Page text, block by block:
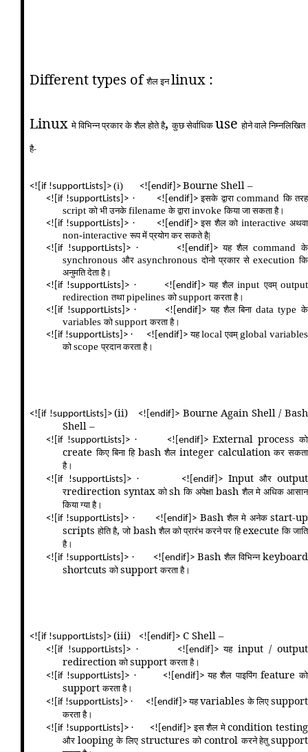
Different types ofशैल इनlinux :
Linuxमे विभिन्न प्रकार के शैल होते है,कुछ सेर्वाधिकuseहोने वाले निम्नलिखित
है-
<![if !supportLists]> (i) <![endif]> Bourne Shell –
<![if !supportLists]> · <![endif]>इसके द्वाराcommandकि तरह
scriptको भी उनके filenameके द्वारा invokeकिया जा सकता है।
<![if !supportLists]> · <![endif]>इस शैल को interactive अथवा
non-interactiveरूप में प्रयोग कर सकते है|
<![if !supportLists]> · <![endif]>यह शैल commandके
synchronous और asynchronousदोनो प्रकार से executionकि
अनुमति देता है।
<![if !supportLists]> · <![endif]>यह शैलinputएवम्‌ output
redirectionतथा pipelinesको supportकरता है।
<![if !supportLists]> · <![endif]>यह शैल बिना data typeके
variablesको supportकरता है।
<![if !supportLists]> · <![endif]>यहlocalएवम्‌ global variables
को scopeप्रदान करता है।
<![if !supportLists]>(ii) <![endif]> Bourne Again Shell / Bash
Shell –
<![if !supportLists]> · <![endif]>External processको
createकिए बिना हि bashशैलinteger calculationकर सकता
है।
<![if !supportLists]> · <![endif]> Inputऔरoutput
रredirection syntaxकोshकि अपेक्षा bashशैल मे अधिक आसान
किया ग्या है।
<![if !supportLists]> · <![endif]> Bashशैल मे अनेक start-up
scriptsहोति है,जो bashशैल को प्रारंभ करने पर हिexecuteकि जाति
है।
<![if !supportLists]> · <![endif]> Bashशैल विभिन्नkeyboard
shortcutsकोsupportकरता है।
<![if !supportLists]> (iii) <![endif]> C Shell –
<![if !supportLists]> · <![endif]>यह input / output
redirectionकोsupportकरता है।
<![if !supportLists]> · <![endif]>यह शैल पाइपिंग featureको
supportकरता है।
<![if !supportLists]> · <![endif]>यहvariablesके लिएsupport
करता है।
<![if !supportLists]> · <![endif]>इस शैल मेcondition testing
और loopingके लिए structuresकोcontrolकरने हेतुsupport